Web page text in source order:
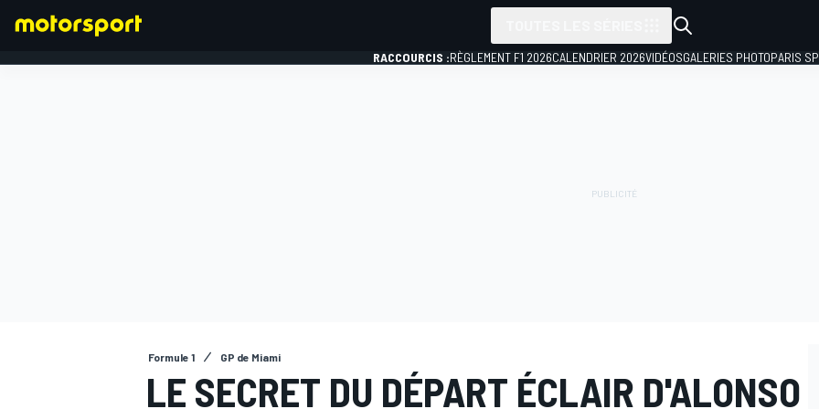
RACCOURCIS :RÈGLEMENT F1 2026CALENDRIER 2026VIDÉOSGALERIES PHOTOPARIS
Formule 1 GP de Miami
LE SECRET DU DÉPART ÉCLAIR D'ALONSO